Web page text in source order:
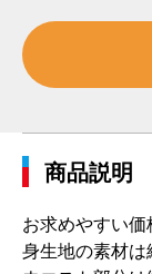
商品説明
お求めやすい価
身生地の素材は